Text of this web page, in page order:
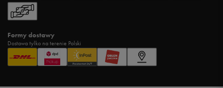
Formy dostawy
Dostawa tylko na terenie Polski